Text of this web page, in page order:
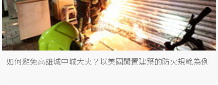
如何避免高雄城中城大火？以美國閒置建築的防火規範為例